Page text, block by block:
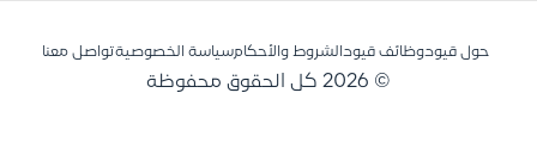
حول قيودوظائف قيود الشروط والأحكامسياسة الخصوصيةتواصل معنا
© 2026 كل الحقوق محفوظة